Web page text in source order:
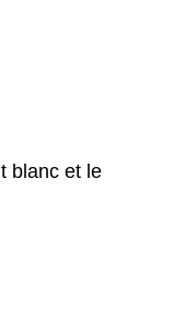
blanc et le